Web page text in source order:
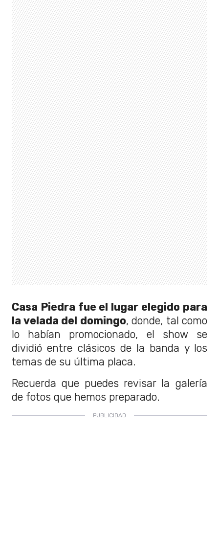
Casa Piedra fue el lugar elegido para
la velada del domingo, donde, tal como
lo habían promocionado, el show se
dividió entre clásicos de la banda y los
temas de su última placa.
Recuerda que puedes revisar la galería
de fotos que hemos preparado.